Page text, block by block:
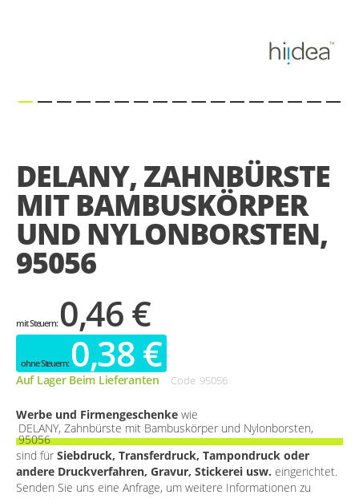
beginning
of
the
images
gallery
DELANY, ZAHNBÜRSTE
MIT BAMBUSKÖRPER
UND NYLONBORSTEN,
95056
0,46 €
0,38 €
Auf Lager Beim Lieferanten Code 95056
Werbe und Firmengeschenke wie
DELANY, Zahnbürste mit Bambuskörper und Nylonborsten,
95056
sind für Siebdruck, Transferdruck, Tampondruck oder
andere Druckverfahren, Gravur, Stickerei usw. eingerichtet.
Senden Sie uns eine Anfrage, um weitere Informationen zu